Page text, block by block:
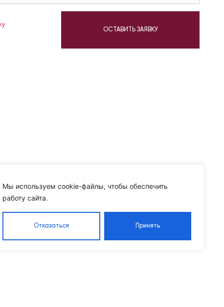
Мы используем cookie-файлы, чтобы обеспечить
работу сайта.
Отказаться Принять
ОСТАВИТЬ ЗАЯВКУ